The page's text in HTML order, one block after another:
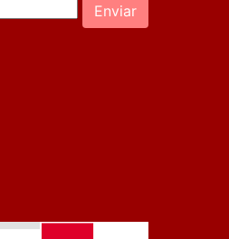
Enviar